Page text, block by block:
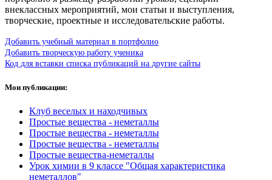
внеклассных мероприятий, мои статьи и выступления,
творческие, проектные и исследовательские работы.
Добавить учебный материал в портфолио
Добавить творческую работу ученика
Код для вставки списка публикаций на другие сайты
Мои публикации:
Клуб веселых и находчивых
Простые вещества - неметаллы
Простые вещества - неметаллы
Простые вещества - неметаллы
Простые вещества-неметаллы
Урок химии в 9 классе "Общая характеристика
неметаллов"